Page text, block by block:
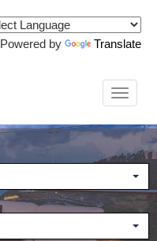
Powered by Translate